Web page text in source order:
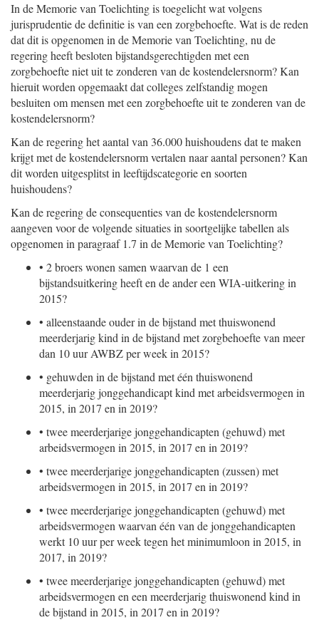
In de Memorie van Toelichting is toegelicht wat volgens
jurisprudentie de definitie is van een zorgbehoefte. Wat is de reden
dat dit is opgenomen in de Memorie van Toelichting, nu de
regering heeft besloten bijstandsgerechtigden met een
zorgbehoefte niet uit te zonderen van de kostendelersnorm? Kan
hieruit worden opgemaakt dat colleges zelfstandig mogen
besluiten om mensen met een zorgbehoefte uit te zonderen van de
kostendelersnorm?
Kan de regering het aantal van 36.000 huishoudens dat te maken
krijgt met de kostendelersnorm vertalen naar aantal personen? Kan
dit worden uitgesplitst in leeftijdscategorie en soorten
huishoudens?
Kan de regering de consequenties van de kostendelersnorm
aangeven voor de volgende situaties in soortgelijke tabellen als
opgenomen in paragraaf 1.7 in de Memorie van Toelichting?
• 2 broers wonen samen waarvan de 1 een
bijstandsuitkering heeft en de ander een WIA-uitkering in
2015?
• alleenstaande ouder in de bijstand met thuiswonend
meerderjarig kind in de bijstand met zorgbehoefte van meer
dan 10 uur AWBZ per week in 2015?
• gehuwden in de bijstand met één thuiswonend
meerderjarig jonggehandicapt kind met arbeidsvermogen in
2015, in 2017 en in 2019?
• twee meerderjarige jonggehandicapten (gehuwd) met
arbeidsvermogen in 2015, in 2017 en in 2019?
• twee meerderjarige jonggehandicapten (zussen) met
arbeidsvermogen in 2015, in 2017 en in 2019?
• twee meerderjarige jonggehandicapten (gehuwd) met
arbeidsvermogen waarvan één van de jonggehandicapten
werkt 10 uur per week tegen het minimumloon in 2015, in
2017, in 2019?
• twee meerderjarige jonggehandicapten (gehuwd) met
arbeidsvermogen en een meerderjarig thuiswonend kind in
de bijstand in 2015, in 2017 en in 2019?